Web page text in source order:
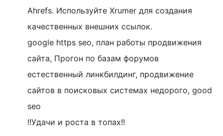
Ahrefs. Используйте Xrumer для создания
качественных внешних ссылок.
google https seo, план работы продвижения
сайта, Прогон по базам форумов
естественный линкбилдинг, продвижение
сайтов в поисковых системах недорого, good
seo
!!Удачи и роста в топах!!